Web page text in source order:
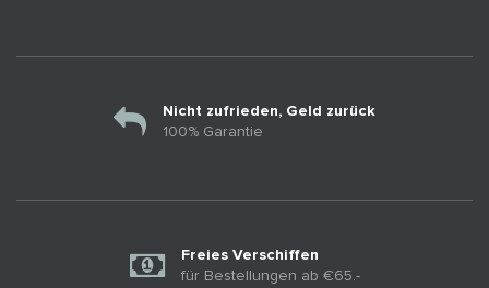
Nicht zufrieden, Geld zurück
100% Garantie
Freies Verschiffen
für Bestellungen ab €65.-